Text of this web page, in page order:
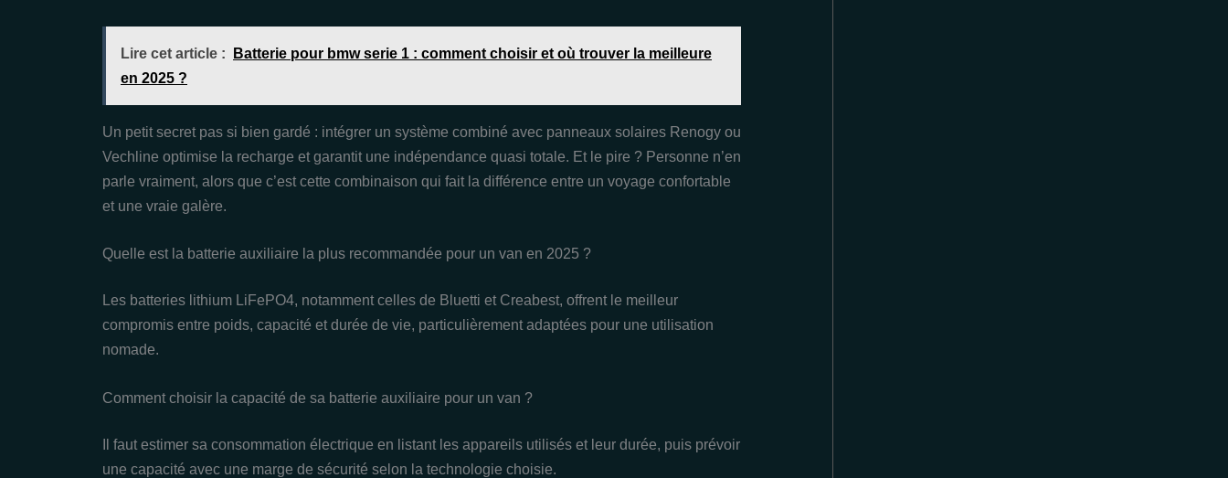
Lire cet article :
Batterie pour bmw serie 1 : comment choisir et où trouver la meilleure
en 2025 ?
Un petit secret pas si bien gardé : intégrer un système combiné avec panneaux solaires Renogy ou
Vechline optimise la recharge et garantit une indépendance quasi totale. Et le pire ? Personne n’en
parle vraiment, alors que c’est cette combinaison qui fait la différence entre un voyage confortable
et une vraie galère.
Quelle est la batterie auxiliaire la plus recommandée pour un van en 2025 ?
Les batteries lithium LiFePO4, notamment celles de Bluetti et Creabest, offrent le meilleur
compromis entre poids, capacité et durée de vie, particulièrement adaptées pour une utilisation
nomade.
Comment choisir la capacité de sa batterie auxiliaire pour un van ?
Il faut estimer sa consommation électrique en listant les appareils utilisés et leur durée, puis prévoir
une capacité avec une marge de sécurité selon la technologie choisie.